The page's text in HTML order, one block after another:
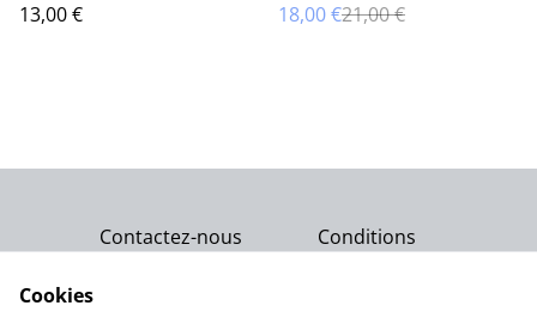
13,00 €
18,00 €21,00 €
Contactez-nous
Conditions
Politique de
Politique de cookies
Cookies